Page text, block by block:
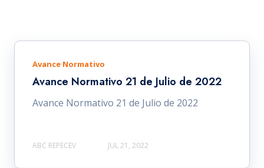
Avance Normativo
Avance Normativo 21 de Julio de 2022
Avance Normativo 21 de Julio de 2022
ABC REPECEV JUL 21, 2022